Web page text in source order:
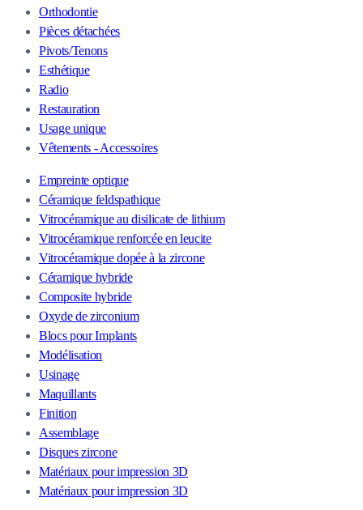
Orthodontie
Pièces détachées
Pivots/Tenons
Esthétique
Radio
Restauration
Usage unique
Vêtements - Accessoires
Empreinte optique
Céramique feldspathique
Vitrocéramique au disilicate de lithium
Vitrocéramique renforcée en leucite
Vitrocéramique dopée à la zircone
Céramique hybride
Composite hybride
Oxyde de zirconium
Blocs pour Implants
Modélisation
Usinage
Maquillants
Finition
Assemblage
Disques zircone
Matériaux pour impression 3D
Matériaux pour impression 3D